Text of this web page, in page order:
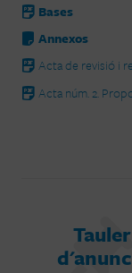
Bases
Annexos
Acta de revisió i
Acta núm. 2.
Tauler